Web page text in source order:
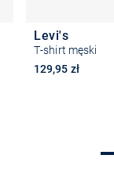
Levi's
T-shirt męski
129,95 zł